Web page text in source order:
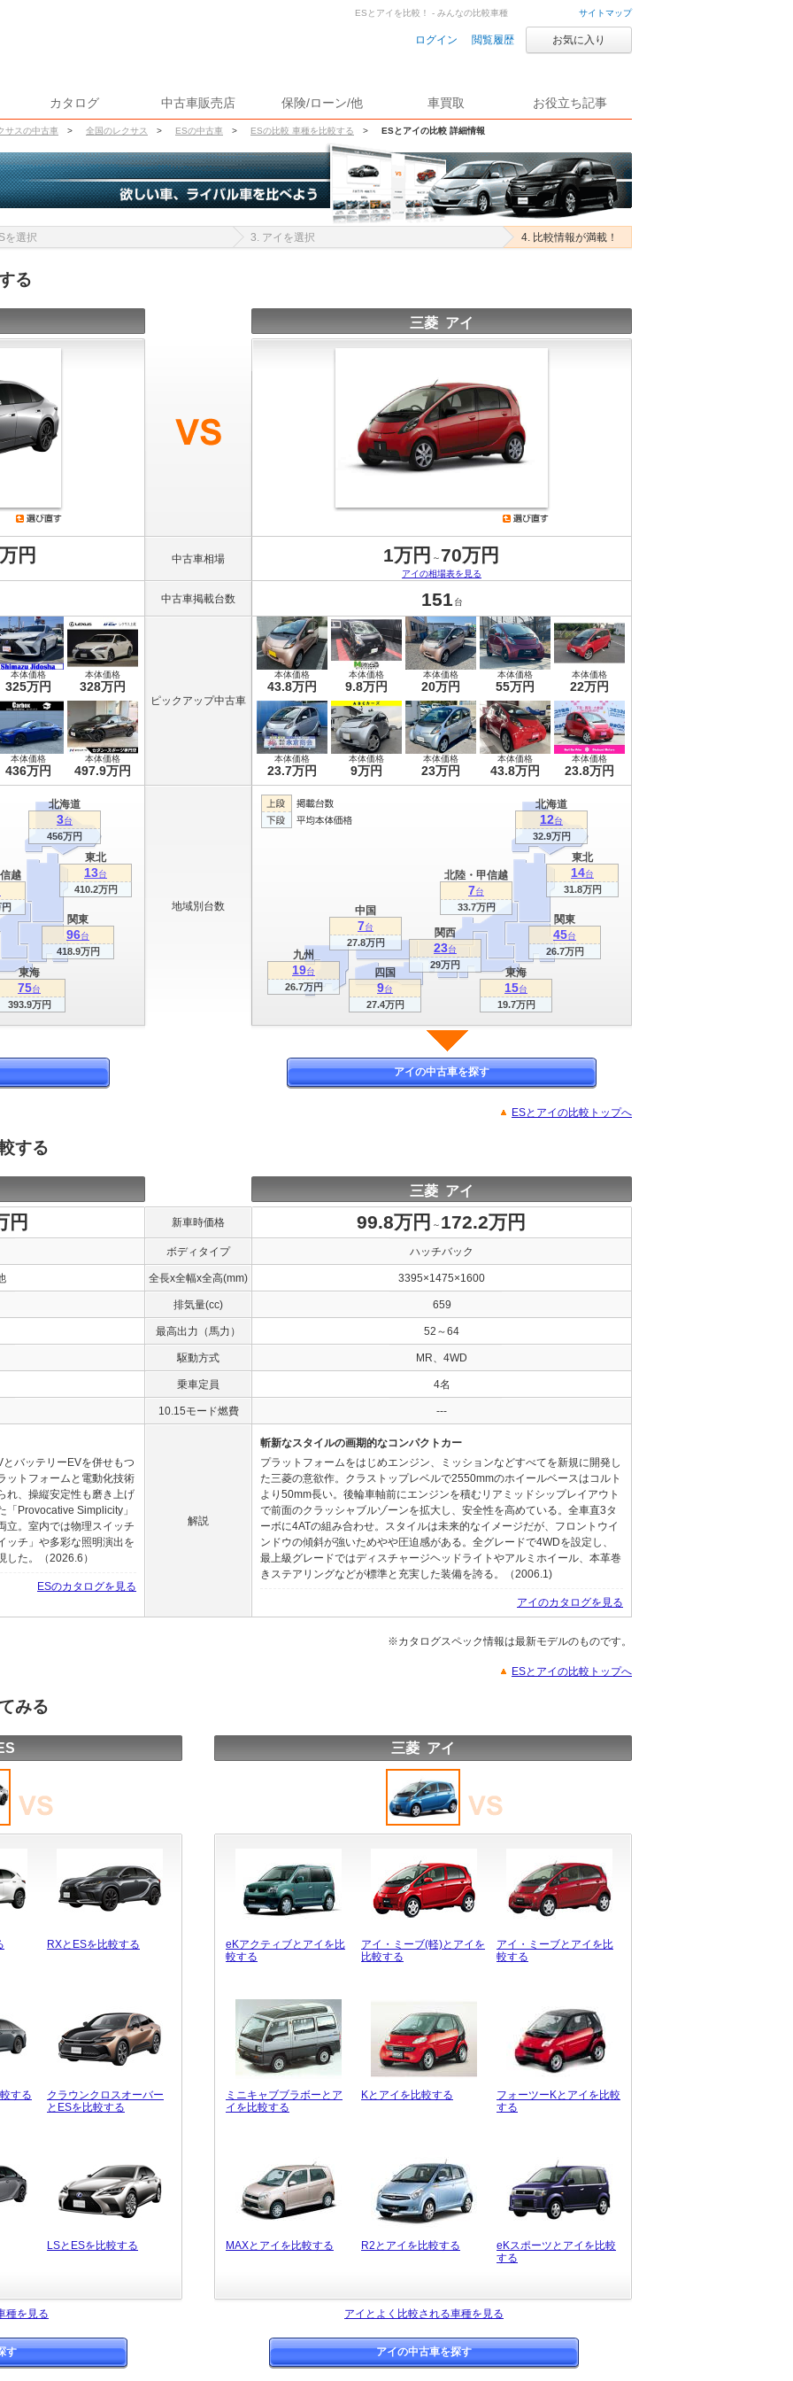
サイトマップ
ログイン 閲覧履歴 お気に入り
カタログ 中古車販売店 保険/ローン/他 車買取 お役立ち記事
サスの中古車 > 全国のレクサス > ESの中古車 > ESの比較 車種を比較する > ESとアイの比較 詳細情報
ESとアイを比較！ - みんなの比較車種
を選択 3. アイを選択 4. 比較情報が満載！
る
三菱 アイ
円 中古車相場 1万円 ～ 70万円
アイの相場表を見る
中古車掲載台数 151 台
本体価格
325万円
本体価格
328万円
本体価格
436万円
本体価格
497.9万円
ピックアップ中古車
本体価格
43.8万円
本体価格
9.8万円
本体価格
20万円
本体価格
55万円
本体価格
22万円
本体価格
23.7万円
本体価格
9万円
本体価格
23万円
本体価格
43.8万円
本体価格
23.8万円
関東
96台
418.9万円
東海
75台
393.9万円
北海道
3台
456万円
東北
13台
410.2万円
越
地域別台数
関東
45台
26.7万円
関西
23台
29万円
東海
15台
19.7万円
北海道
12台
32.9万円
九州
19台
26.7万円
東北
14台
31.8万円
北陸・甲信越
7台
33.7万円
中国
7台
27.8万円
四国
9台
27.4万円
アイの中古車を探す
ESとアイの比較トップへ
する
三菱 アイ
円 新車時価格 99.8万円 ～ 172.2万円
ボディタイプ ハッチバック
全長x全幅x全高(mm) 3395×1475×1600
排気量(cc) 659
最高出力（馬力） 52～64
駆動方式 MR、4WD
乗車定員 4名
10.15モード燃費 ---
バッテリーEVを併せもつ
ットフォームと電動化技術
れ、操縦安定性も磨き上げ
Provocative Simplicity」
立。室内では物理スイッチ
ッチ」や多彩な照明演出を
た。（2026.6）
ESのカタログを見る
解説
斬新なスタイルの画期的なコンパクトカー
プラットフォームをはじめエンジン、ミッションなどすべてを新規に開発し
た三菱の意欲作。クラストップレベルで2550mmのホイールベースはコルト
より50mm長い。後輪車軸前にエンジンを積むリアミッドシップレイアウト
で前面のクラッシャブルゾーンを拡大し、安全性を高めている。全車直3タ
ーボに4ATの組み合わせ。スタイルは未来的なイメージだが、フロントウイ
ンドウの傾斜が強いためやや圧迫感がある。全グレードで4WDを設定し、
最上級グレードではディスチャージヘッドライトやアルミホイール、本革巻
きステアリングなどが標準と充実した装備を誇る。（2006.1)
アイのカタログを見る
※カタログスペック情報は最新モデルのものです。
ESとアイの比較トップへ
みる
RXとESを比較する
する
クラウンクロスオーバー
とESを比較する
LSとESを比較する
三菱 アイ
eKアクティブとアイを比
較する
アイ・ミーブ(軽)とアイを
比較する
アイ・ミーブとアイを比
較する
ミニキャブブラボーとア
イを比較する
Kとアイを比較する
フォーツーKとアイを比較
する
MAXとアイを比較する R2とアイを比較する
eKスポーツとアイを比較
する
種を見る アイとよく比較される車種を見る
す アイの中古車を探す